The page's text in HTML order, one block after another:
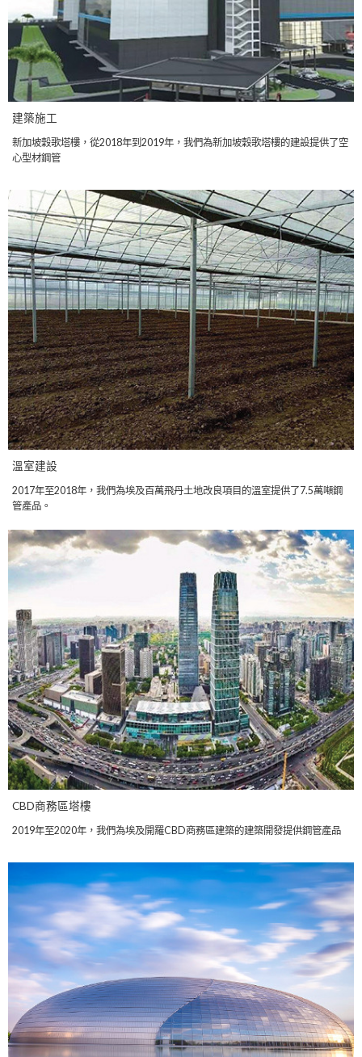
建築施工
新加坡穀歌塔樓，從2018年到2019年，我們為新加坡穀歌塔樓的建設提供了空
心型材鋼管
溫室建設
2017年至2018年，我們為埃及百萬飛丹土地改良項目的溫室提供了7.5萬噸鋼
管產品。
CBD商務區塔樓
2019年至2020年，我們為埃及開羅CBD商務區建築的建築開發提供鋼管產品